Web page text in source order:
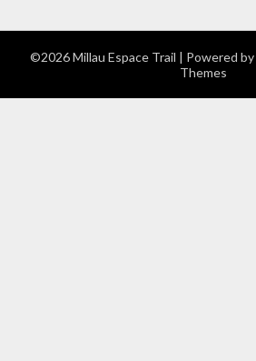
©2026 Millau Espace Trail | Powered by
Themes